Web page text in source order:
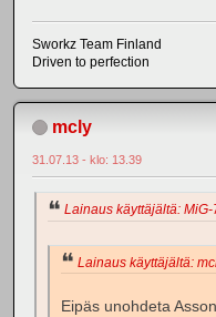
Sworkz Team Finland
Driven to perfection
mcly
31.07.13 - klo: 13.39
Lainaus käyttäjältä:
Lainaus käyttäjältä:
Eipäs unohdeta